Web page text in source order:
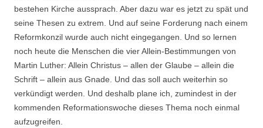
bestehen Kirche aussprach. Aber dazu war es jetzt zu spät und
seine Thesen zu extrem. Und auf seine Forderung nach einem
Reformkonzil wurde auch nicht eingegangen. Und so lernen
noch heute die Menschen die vier Allein-Bestimmungen von
Martin Luther: Allein Christus – allen der Glaube – allein die
Schrift – allein aus Gnade. Und das soll auch weiterhin so
verkündigt werden. Und deshalb plane ich, zumindest in der
kommenden Reformationswoche dieses Thema noch einmal
aufzugreifen.